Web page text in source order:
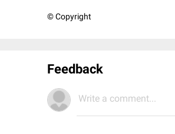
© Copyright
Feedback
Write a comment...